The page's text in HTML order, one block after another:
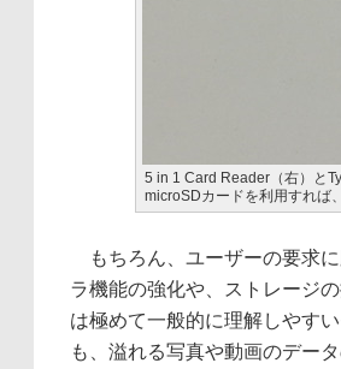
5 in 1 Card Reader（右）と
microSDカードを利用すれば
もちろん、ユーザーの要求
ラ機能の強化や、ストレージ
は極めて一般的に理解しやす
も、溢れる写真や動画のデー